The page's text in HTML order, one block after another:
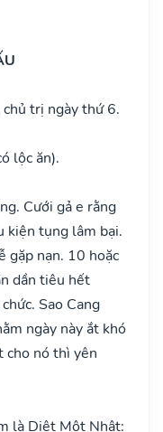
trị ngày thứ 6.
lộc ăn).
Cưới gả e rằng
kiện tụng lâm bại.
gặp nạn. 10 hoặc
dần tiêu hết
Sao Cang
ngày này ắt khó
cho nó thì yên
là Diệt Một Nhật: